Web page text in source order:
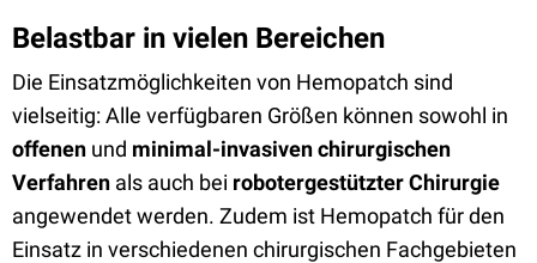
Belastbar in vielen Bereichen
Die Einsatzmöglichkeiten von Hemopatch sind
vielseitig: Alle verfügbaren Größen können sowohl in
offenen und minimal-invasiven chirurgischen
Verfahren als auch bei robotergestützter Chirurgie
angewendet werden. Zudem ist Hemopatch für den
Einsatz in verschiedenen chirurgischen Fachgebieten